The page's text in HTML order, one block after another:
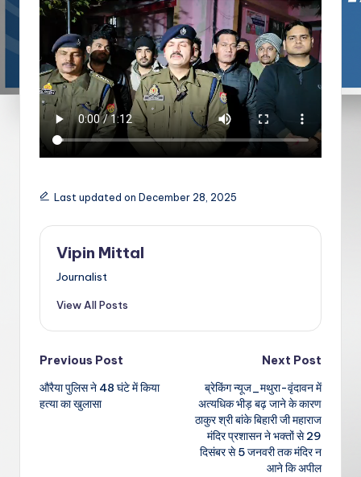
Last updated on December 28, 2025
Vipin Mittal
Journalist
View All Posts
Post
navigation
Previous Post
औरैया पुलिस ने 48 घंटे में किया
हत्या का खुलासा
Next Post
ब्रेकिंग न्यूज_मथुरा-वृंदावन में
अत्यधिक भीड़ बढ़ जाने के कारण
ठाकुर श्री बांके बिहारी जी महाराज
मंदिर प्रशासन ने भक्तों से 29
दिसंबर से 5 जनवरी तक मंदिर न
आने कि अपील